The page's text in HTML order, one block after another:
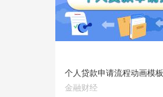
使用
个人贷款申请流程动画模板
金融财经